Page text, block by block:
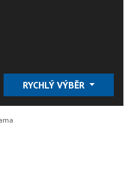
RYCHLÝ VÝBĚR